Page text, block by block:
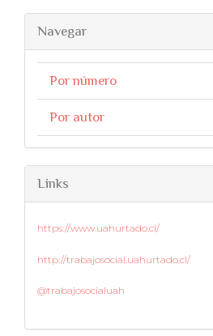
Navegar
Por número
Por autor
Links
https://www.uahurtado.cl/
http://trabajosocial.uahurtado.cl/
@trabajosocialuah